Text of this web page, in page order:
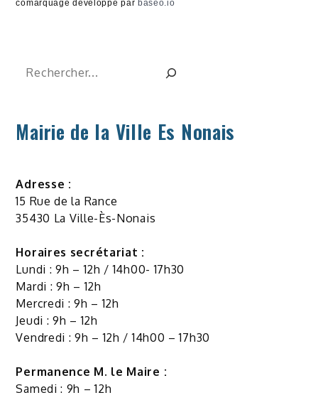
comarquage developpé par baseo.io
Rechercher
Mairie de la Ville Es Nonais
Adresse :
15 Rue de la Rance
35430 La Ville-Ès-Nonais
Horaires secrétariat :
Lundi : 9h – 12h / 14h00- 17h30
Mardi : 9h – 12h
Mercredi : 9h – 12h
Jeudi : 9h – 12h
Vendredi : 9h – 12h / 14h00 – 17h30
Permanence M. le Maire :
Samedi : 9h – 12h